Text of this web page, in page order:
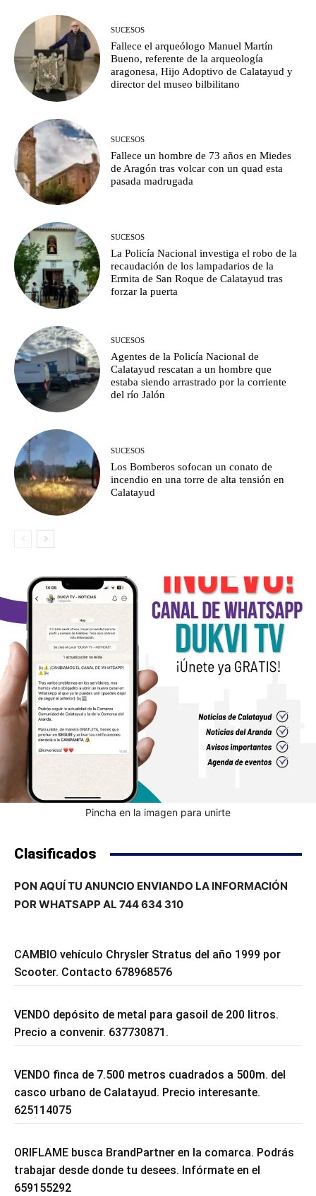
SUCESOS
Fallece el arqueólogo Manuel Martín
Bueno, referente de la arqueología
aragonesa, Hijo Adoptivo de Calatayud y
director del museo bilbilitano
SUCESOS
Fallece un hombre de 73 años en Miedes
de Aragón tras volcar con un quad esta
pasada madrugada
SUCESOS
La Policía Nacional investiga el robo de la
recaudación de los lampadarios de la
Ermita de San Roque de Calatayud tras
forzar la puerta
SUCESOS
Agentes de la Policía Nacional de
Calatayud rescatan a un hombre que
estaba siendo arrastrado por la corriente
del río Jalón
SUCESOS
Los Bomberos sofocan un conato de
incendio en una torre de alta tensión en
Calatayud
Pincha en la imagen para unirte
Clasificados
PON AQUÍ TU ANUNCIO ENVIANDO LA INFORMACIÓN
POR WHATSAPP AL 744 634 310
CAMBIO vehículo Chrysler Stratus del año 1999 por
Scooter. Contacto 678968576
VENDO depósito de metal para gasoil de 200 litros.
Precio a convenir. 637730871.
VENDO finca de 7.500 metros cuadrados a 500m. del
casco urbano de Calatayud. Precio interesante.
625114075
ORIFLAME busca BrandPartner en la comarca. Podrás
trabajar desde donde tu desees. Infórmate en el
659155292